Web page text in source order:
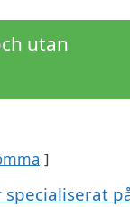
utan